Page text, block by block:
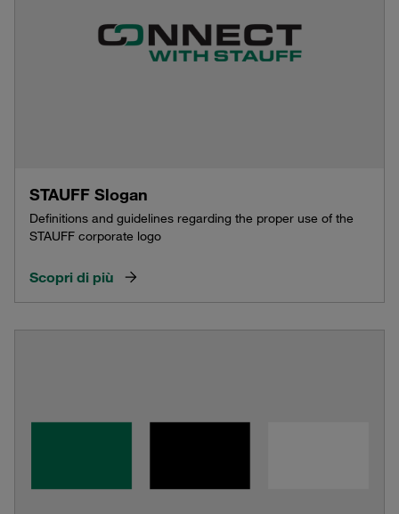
STAUFF Slogan
Definitions and guidelines regarding the proper use of the
STAUFF corporate logo
Scopri di più